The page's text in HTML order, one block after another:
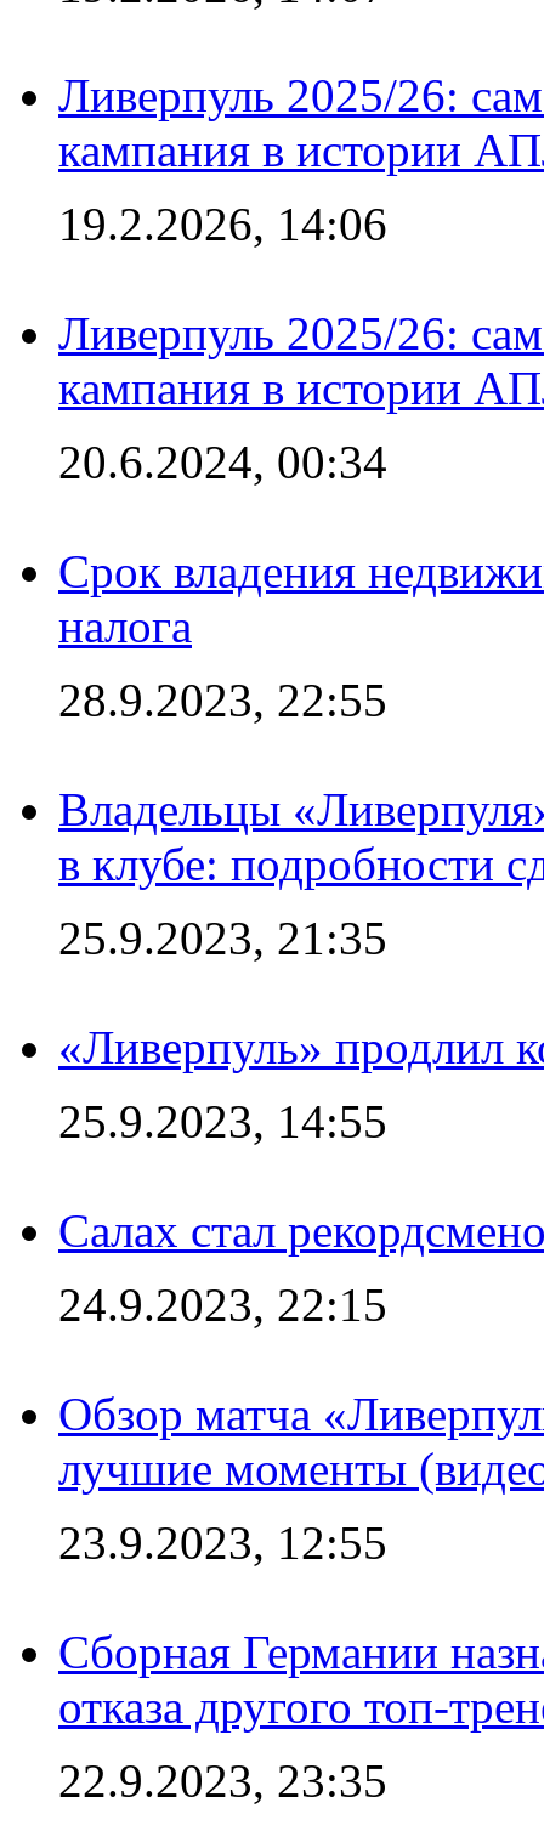
Ливерпуль 2025/26:
кампания в истории
19.2.2026, 14:06
Ливерпуль 2025/26:
кампания в истории
20.6.2024, 00:34
Срок владения
налога
28.9.2023, 22:55
Владельцы
в клубе: подробности
25.9.2023, 21:35
«Ливерпуль» продлил
25.9.2023, 14:55
Салах стал
24.9.2023, 22:15
Обзор матча
лучшие моменты
23.9.2023, 12:55
Сборная Германии
отказа другого топ-
22.9.2023, 23:35